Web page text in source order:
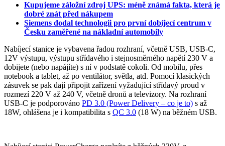
Kupujeme záložní zdroj UPS: méně známá fakta, která je
dobré znát před nákupem
Siemens dodal technologii pro první dobíjecí centrum v
Česku zaměřené na nákladní automobily
Nabíjecí stanice je vybavena řadou rozhraní, včetně USB, USB-C,
12V výstupu, výstupu střídavého i stejnosměrného napětí 230 V a
dobijete (nebo napájíte) s ní v podstatě cokoli. Od mobilu, přes
notebook a tablet, až po ventilátor, světla, atd. Pomocí klasických
zásuvek se pak dají připojit zařízení vyžadující střídavý proud v
rozmezí 220 V až 240 V, včetně dronů a televizory. Na rozhraní
USB-C je podporováno PD 3.0 (Power Delivery – co je to) s až
18W, ohlášena je i kompatibilita s QC 3.0 (18 W) na běžném USB.